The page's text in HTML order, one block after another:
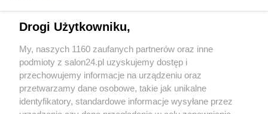
Sport
Społeczeństwo
Kultura
Drogi Użytkowniku,
My, naszych 1160 zaufanych partnerów oraz inne
podmioty z salon24.pl uzyskujemy dostęp i
przechowujemy informacje na urządzeniu oraz
przetwarzamy dane osobowe, takie jak unikalne
identyfikatory, standardowe informacje wysyłane przez